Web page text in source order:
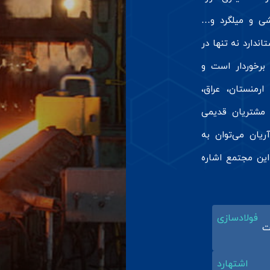
و میلگرد و…
نه تنها در
است و
عراق،
مشتریان قدیمی
می‌توان به
مجتمع اشاره
فولادسازی
اشتهارد